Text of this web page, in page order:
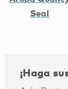
Seal
¡Haga